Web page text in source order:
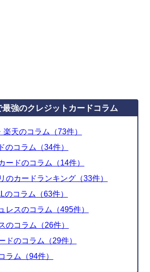
最強のクレジットカードコラム
天のコラム（73件）
のコラム（34件）
ードのコラム（14件）
のカードランキング（33件）
のコラム（63件）
レスのコラム（495件）
のコラム（26件）
ドのコラム（29件）
ラム（94件）